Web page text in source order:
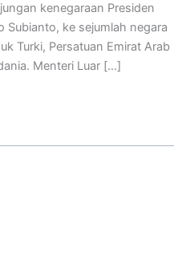
kenegaraan Presiden
Subianto, ke sejumlah negara
Turki, Persatuan Emirat Arab
Menteri Luar […]